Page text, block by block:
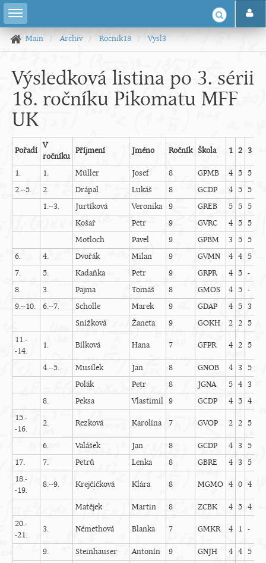
Main Archiv Rocnik18 Vysl3
Výsledková listina po 3. sérii
18. ročníku Pikomatu MFF
UK
Pořadí
V
ročníku
Příjmení Jméno Ročník Škola 1 2 3
1. 1. Müller Josef 8 GPMB 4 5 5
2.--5.
2. Drápal Lukáš 8 GCDP 4 5 5
1.--3.
Jurtíková Veronika 9 GREB 5 5 5
Košař
Petr 9 GVRC 4 5 5
Motloch
Pavel 9 GPBM 3 5 5
6.
4. Dvořák Milan 9 GVMN 4 4 5
7.
5. Kadaňka Petr 9 GRPR 4 5 -
8.
3. Pajma Tomáš 8 GMOS 4 5 -
9.--10.
6.--7. Scholle Marek 9 GDAP 4 5 3
Snížková
Žaneta 9 GOKH 2 2 5
11.-
-14.
1. Bílková Hana 7 GFPR 4 2 5
4.--5. Musílek Jan 8 GNOB 4 3 5
Polák
Petr 8 JGNA 5 4 3
8.
Peksa Vlastimil 9 GCDP 4 5 4
15.-
-16.
2. Rezková Karolína 7 GVOP 2 2 5
6. Valášek Jan 8 GCDP 4 3 5
17.
7. Petrů Lenka 8 GBRE 4 3 5
18.-
-19.
8.--9. Krejčíčková Klára 8 MGMO 4 0 4
Matějek Martin 8 ZCBK 4 5 4
20.-
-21.
3. Némethová Blanka 7 GMKR 4 1 -
9. Steinhauser Antonín 9 GNJH 4 4 5